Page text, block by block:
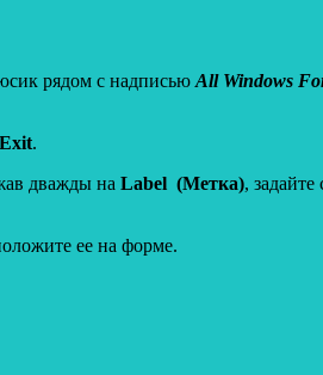
рядом с надписью All Windows
.
дважды на Label (Метка), задайте
ее на форме.